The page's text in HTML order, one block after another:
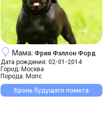
Мама: Фрия Фэллон Форд
Дата рождения: 02-01-2014
Город: Москва
Порода: Мопс
Бронь будущего помета